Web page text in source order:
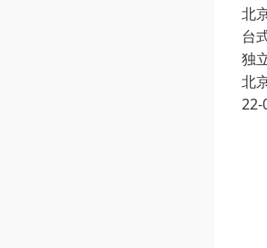
北
台
独
北
22-